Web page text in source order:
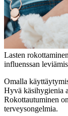
Lasten
influenssan
Omalla
Hyvä käsihygienia
Rokottautuminen
terveysongelmia.